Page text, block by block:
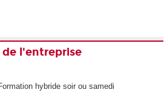
l'entreprise
hybride soir ou samedi